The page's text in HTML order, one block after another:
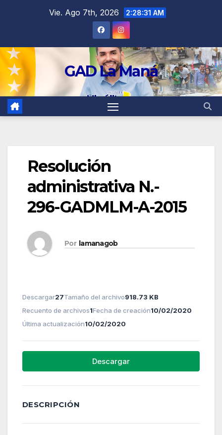
Vie. Ago 7th, 2026 2:28:32 AM
GAD La Maná
Resolución
administrativa N.-
296-GADMLM-A-2015
Por lamanagob
Descargar27Tamaño del archivo918.73 KB
Recuento de archivos1Fecha de creación10/02/2020
Última actualización10/02/2020
Descargar
DESCRIPCIÓN